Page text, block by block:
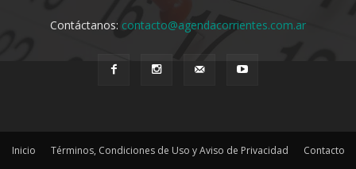
Contáctanos: contacto@agendacorrientes.com.ar
Inicio Términos, Condiciones de Uso y Aviso de Privacidad Contacto